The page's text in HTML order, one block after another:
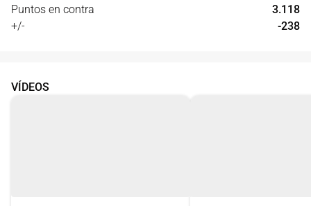
Puntos en contra
3.118
+/-
-238
VÍDEOS